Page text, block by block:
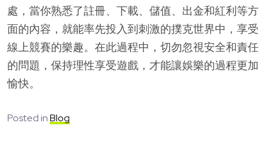
處，當你熟悉了註冊、下載、儲值、出金和紅利等方
面的內容，就能率先投入到刺激的撲克世界中，享受
線上競賽的樂趣。在此過程中，切勿忽視安全和責任
的問題，保持理性享受遊戲，才能讓娛樂的過程更加
愉快。
Posted inBlog